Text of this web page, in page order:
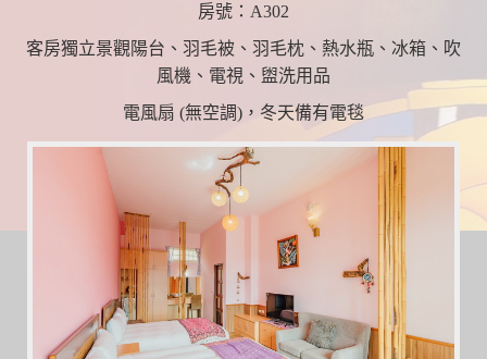
房號：A302
客房獨立景觀陽台、羽毛被、羽毛枕、熱水瓶、冰箱、吹
風機、電視、盥洗用品
電風扇 (無空調)，冬天備有電毯